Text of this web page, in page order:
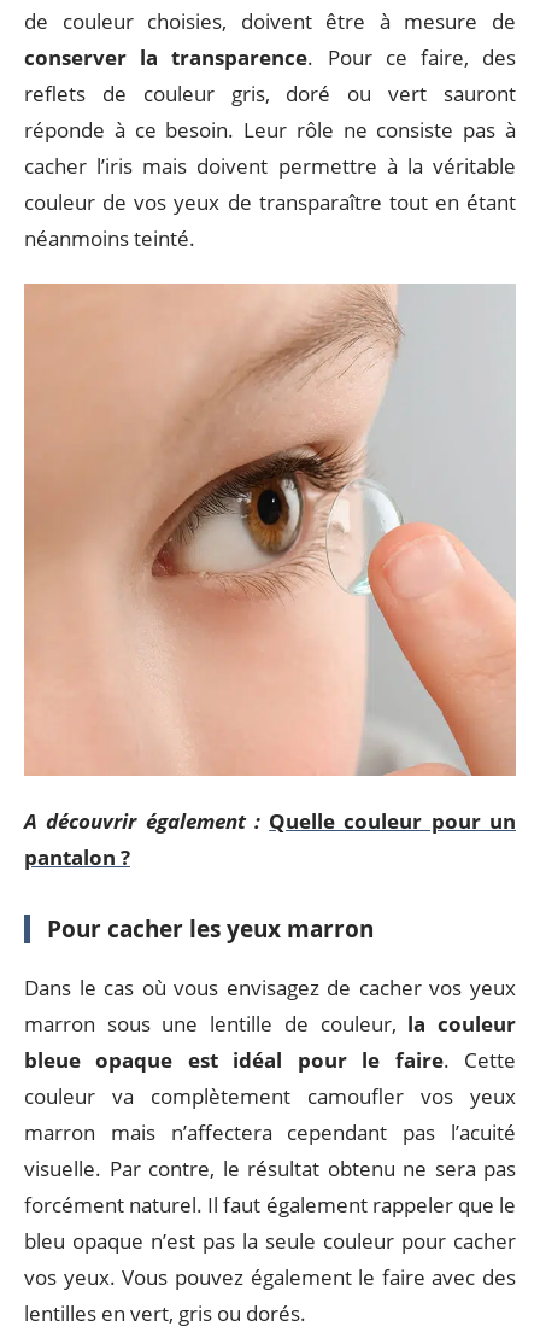
de couleur choisies, doivent être à mesure de
conserver la transparence. Pour ce faire, des
reflets de couleur gris, doré ou vert sauront
réponde à ce besoin. Leur rôle ne consiste pas à
cacher l’iris mais doivent permettre à la véritable
couleur de vos yeux de transparaître tout en étant
néanmoins teinté.
A découvrir également : Quelle couleur pour un
pantalon ?
Pour cacher les yeux marron
Dans le cas où vous envisagez de cacher vos yeux
marron sous une lentille de couleur, la couleur
bleue opaque est idéal pour le faire. Cette
couleur va complètement camoufler vos yeux
marron mais n’affectera cependant pas l’acuité
visuelle. Par contre, le résultat obtenu ne sera pas
forcément naturel. Il faut également rappeler que le
bleu opaque n’est pas la seule couleur pour cacher
vos yeux. Vous pouvez également le faire avec des
lentilles en vert, gris ou dorés.